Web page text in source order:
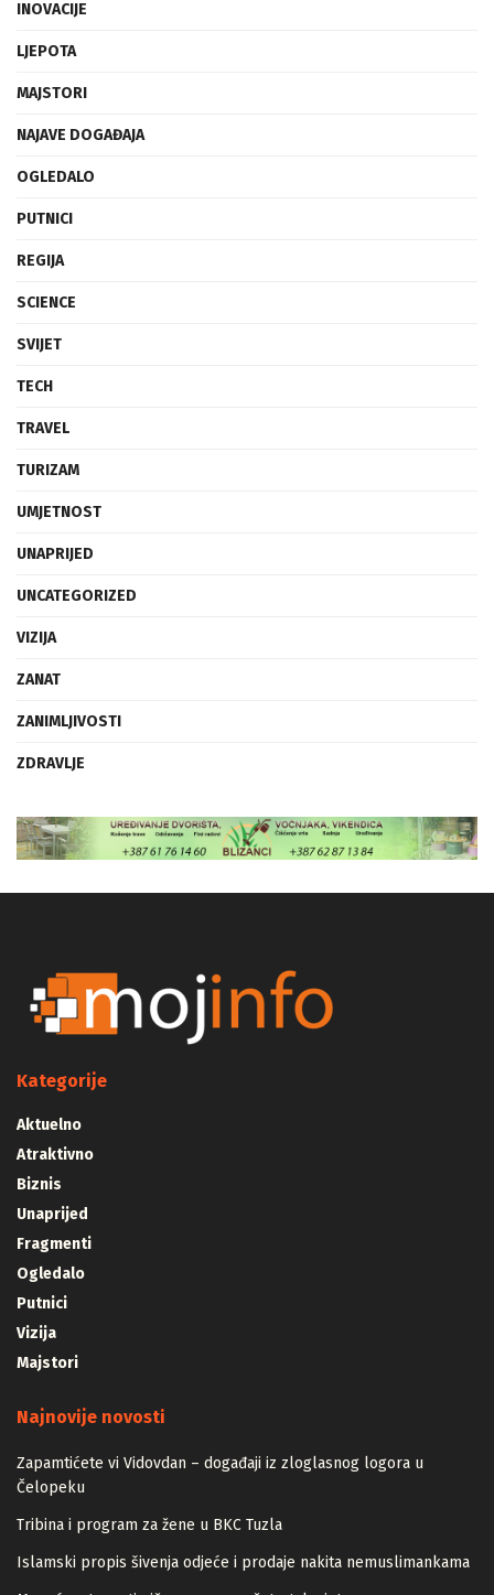
INOVACIJE
LJEPOTA
MAJSTORI
NAJAVE DOGAĐAJA
OGLEDALO
PUTNICI
REGIJA
SCIENCE
SVIJET
TECH
TRAVEL
TURIZAM
UMJETNOST
UNAPRIJED
UNCATEGORIZED
VIZIJA
ZANAT
ZANIMLJIVOSTI
ZDRAVLJE
Kategorije
Aktuelno
Atraktivno
Biznis
Unaprijed
Fragmenti
Ogledalo
Putnici
Vizija
Majstori
Najnovije novosti
Zapamtićete vi Vidovdan – događaji iz zloglasnog logora u
Čelopeku
Tribina i program za žene u BKC Tuzla
Islamski propis šivenja odjeće i prodaje nakita nemuslimankama